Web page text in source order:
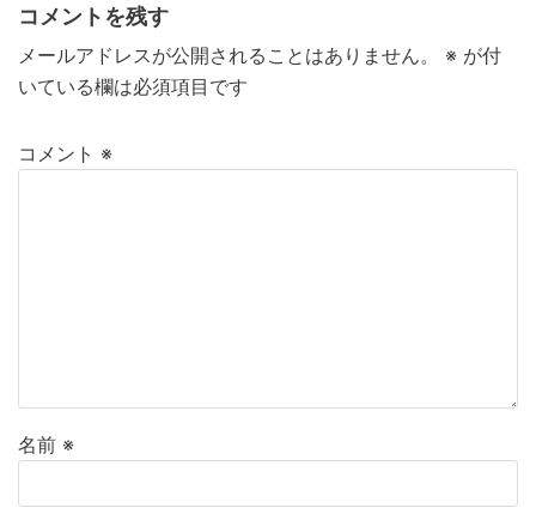
コメントを残す
メールアドレスが公開されることはありません。 ※ が付
いている欄は必須項目です
コメント ※
名前 ※